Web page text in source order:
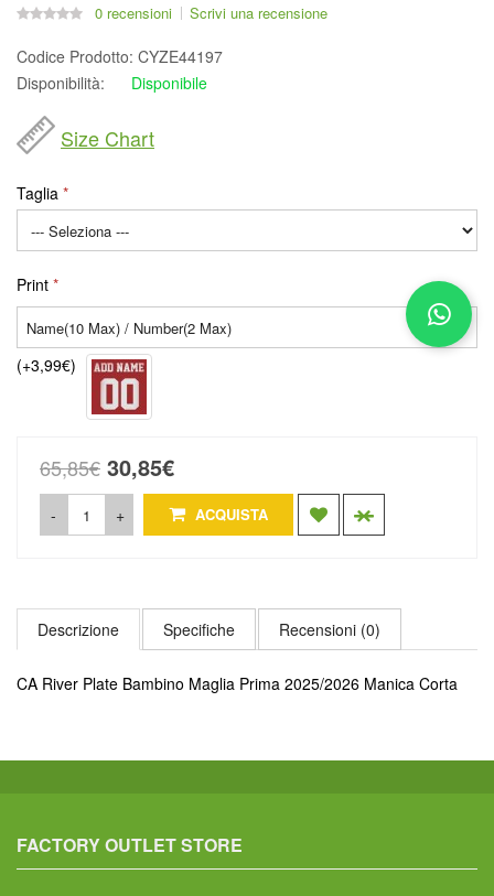
0 recensioni Scrivi una recensione
Codice Prodotto: CYZE44197
Disponibilità:
Disponibile
Size Chart
Taglia
Print
(+3,99€)
65,85€ 30,85€
- + ACQUISTA
Descrizione Specifiche Recensioni (0)
CA River Plate Bambino Maglia Prima 2025/2026 Manica Corta
FACTORY OUTLET STORE